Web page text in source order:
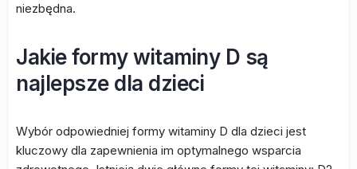
niezbędna.
Jakie formy witaminy D są
najlepsze dla dzieci
Wybór odpowiedniej formy witaminy D dla dzieci jest
kluczowy dla zapewnienia im optymalnego wsparcia